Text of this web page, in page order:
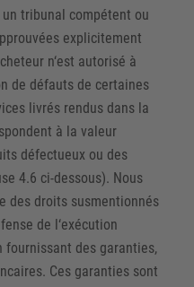
tribunal compétent ou
explicitement
n‘est autorisé à
de défauts de certaines
livrés rendus dans la
à la valeur
défectueux ou des
4.6 ci-dessous). Nous
des droits susmentionnés
de l‘exécution
fournissant des garanties,
Ces garanties sont